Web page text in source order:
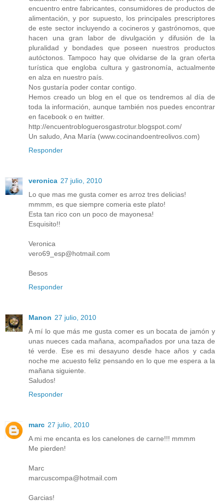
encuentro entre fabricantes, consumidores de productos de
alimentación, y por supuesto, los principales prescriptores
de este sector incluyendo a cocineros y gastrónomos, que
hacen una gran labor de divulgación y difusión de la
pluralidad y bondades que poseen nuestros productos
autóctonos. Tampoco hay que olvidarse de la gran oferta
turística que engloba cultura y gastronomía, actualmente
en alza en nuestro país.
Nos gustaría poder contar contigo.
Hemos creado un blog en el que os tendremos al día de
toda la información, aunque también nos puedes encontrar
en facebook o en twitter.
http://encuentrobloguerosgastrotur.blogspot.com/
Un saludo, Ana María (www.cocinandoentreolivos.com)
Responder
veronica 27 julio, 2010
Lo que mas me gusta comer es arroz tres delicias!
mmmm, es que siempre comeria este plato!
Esta tan rico con un poco de mayonesa!
Esquisito!!
Veronica
vero69_esp@hotmail.com
Besos
Responder
Manon 27 julio, 2010
A mí lo que más me gusta comer es un bocata de jamón y
unas nueces cada mañana, acompañados por una taza de
té verde. Ese es mi desayuno desde hace años y cada
noche me acuesto feliz pensando en lo que me espera a la
mañana siguiente.
Saludos!
Responder
marc 27 julio, 2010
A mi me encanta es los canelones de carne!!! mmmm
Me pierden!
Marc
marcuscompa@hotmail.com
Garcias!